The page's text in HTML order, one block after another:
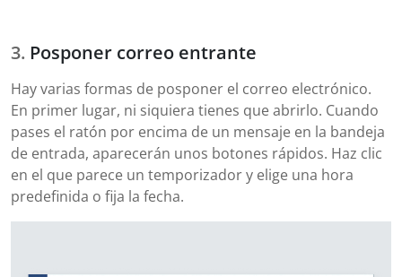
Posponer correo entrante
Hay varias formas de posponer el correo electrónico.
En primer lugar, ni siquiera tienes que abrirlo. Cuando
pases el ratón por encima de un mensaje en la bandeja
de entrada, aparecerán unos botones rápidos. Haz clic
en el que parece un temporizador y elige una hora
predefinida o fija la fecha.